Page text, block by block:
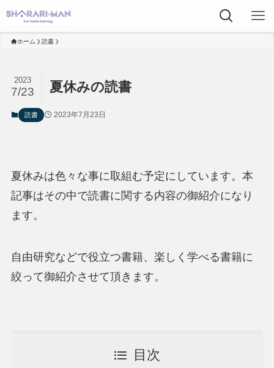
ホーム 読書
夏休みの読書
2023
7/23
読書 2023年7月23日
夏休みは色々な事に取組む予定にしています。本
記事はその中で読書に関する内容の御紹介になり
ます。
自由研究などで役立つ書籍、楽しく学べる書籍に
絞って御紹介させて頂きます。
目次